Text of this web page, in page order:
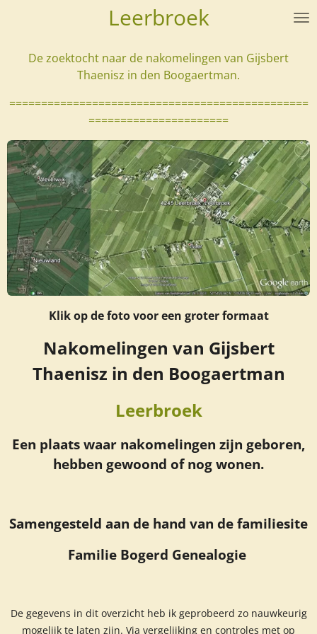
Leerbroek
De zoektocht naar de nakomelingen van Gijsbert
Thaenisz in den Boogaertman.
===============================================
======================
Klik op de foto voor een groter formaat
Nakomelingen van Gijsbert
Thaenisz in den Boogaertman
Leerbroek
Een plaats waar nakomelingen zijn geboren,
hebben gewoond of nog wonen.
Samengesteld aan de hand van de familiesite
Familie Bogerd Genealogie
De gegevens in dit overzicht heb ik geprobeerd zo nauwkeurig
mogelijk te laten zijn. Via vergelijking en controles met op